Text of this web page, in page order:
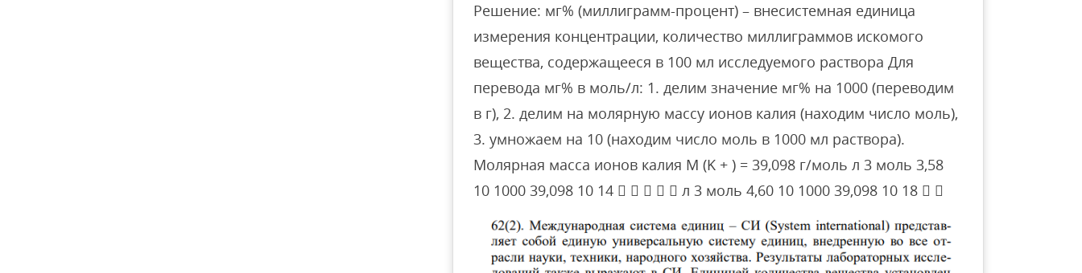
Решение: мг% (миллиграмм-процент) – внесистемная единица
измерения концентрации, количество миллиграммов искомого
вещества, содержащееся в 100 мл исследуемого раствора Для
перевода мг% в моль/л: 1. делим значение мг% на 1000 (переводим
в г), 2. делим на молярную массу ионов калия (находим число моль),
3. умножаем на 10 (находим число моль в 1000 мл раствора).
Молярная масса ионов калия M (K + ) = 39,098 г/моль л 3 моль 3,58
10 1000 39,098 10 14      л 3 моль 4,60 10 1000 39,098 10 18  